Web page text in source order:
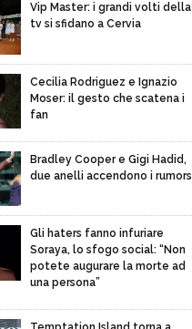
Vip Master: i grandi volti della
tv si sfidano a Cervia
Cecilia Rodriguez e Ignazio
Moser: il gesto che scatena i
fan
Bradley Cooper e Gigi Hadid,
due anelli accendono i rumors
Gli haters fanno infuriare
Soraya, lo sfogo social: “Non
potete augurare la morte ad
una persona”